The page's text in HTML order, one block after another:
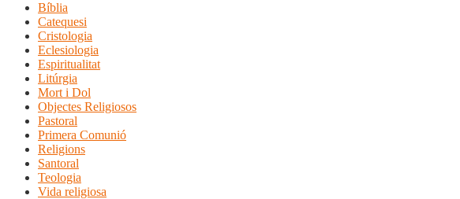
Bíblia
Catequesi
Cristologia
Eclesiologia
Espiritualitat
Litúrgia
Mort i Dol
Objectes Religiosos
Pastoral
Primera Comunió
Religions
Santoral
Teologia
Vida religiosa